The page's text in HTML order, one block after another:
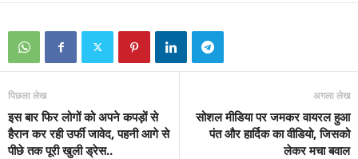
पिछला लेख
इस बार फिर लोगों को अपने कपड़ों से
हैरान कर रही उर्फी जावेद, पहनी आगे से
पीछे तक पूरी खुली ड्रेस..
अगला लेख
सोशल मीडिया पर जमकर वायरल हुआ
पंत और हार्दिक का वीडियो, जिसको
लेकर मचा बवाल